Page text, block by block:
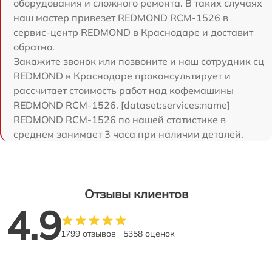
оборудования и сложного ремонта. В таких случаях
наш мастер привезет REDMOND RCM-1526 в
сервис-центр REDMOND в Краснодаре и доставит
обратно.
Закажите звонок или позвоните и наш сотрудник сц
REDMOND в Краснодаре проконсультирует и
рассчитает стоимость работ над кофемашины
REDMOND RCM-1526. [dataset:services:name]
REDMOND RCM-1526 по нашей статистике в
среднем занимает 3 часа при наличии деталей.
Отзывы клиентов
4.91799 отзывов 5358 оценок